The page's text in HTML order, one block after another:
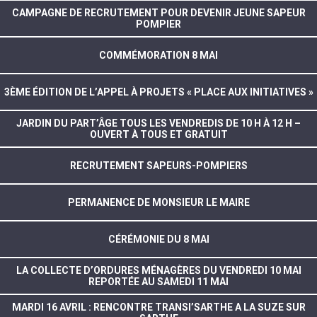
CAMPAGNE DE RECRUTEMENT POUR DEVENIR JEUNE SAPEUR
POMPIER
COMMÉMORATION 8 MAI
3ÈME ÉDITION DE L’APPEL À PROJETS « PLACE AUX INITIATIVES »
JARDIN DU PART’ÂGE TOUS LES VENDREDIS DE 10 H À 12 H –
OUVERT À TOUS ET GRATUIT
RECRUTEMENT SAPEURS-POMPIERS
PERMANENCE DE MONSIEUR LE MAIRE
CÉRÉMONIE DU 8 MAI
LA COLLECTE D’ORDURES MÉNAGÈRES DU VENDREDI 10 MAI
REPORTÉE AU SAMEDI 11 MAI
MARDI 16 AVRIL : RENCONTRE TRANSI’SARTHE A LA SUZE SUR